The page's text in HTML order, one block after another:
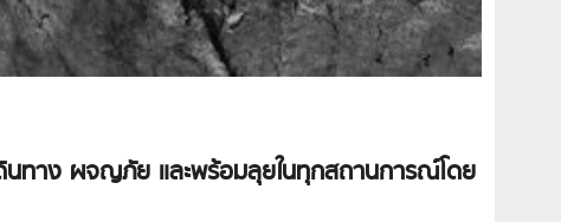
นทาง ผจญภัย และพร้อมลุยในทุกสถานการณ์โดย